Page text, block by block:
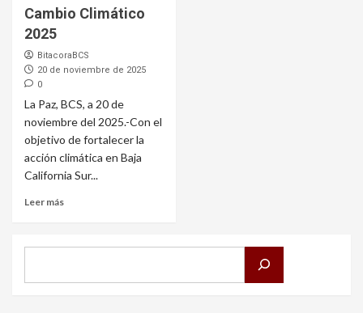
Cambio Climático
2025
BitacoraBCS
20 de noviembre de 2025
0
La Paz, BCS, a 20 de
noviembre del 2025.-Con el
objetivo de fortalecer la
acción climática en Baja
California Sur...
Leer más